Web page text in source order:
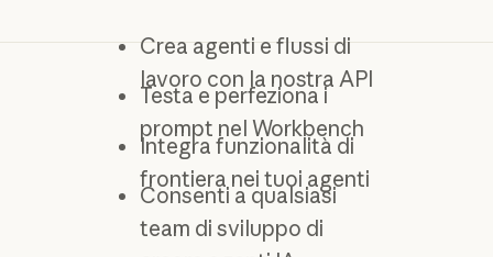
Crea agenti e flussi di
lavoro con la nostra API
Testa e perfeziona i
prompt nel Workbench
Integra funzionalità di
frontiera nei tuoi agenti
Consenti a qualsiasi
team di sviluppo di